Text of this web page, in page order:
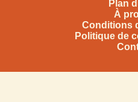
Plan
À
Conditions
Politique de